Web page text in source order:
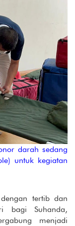
darah sedang
untuk kegiatan
tertib dan
bagi Suhanda,
menjadi